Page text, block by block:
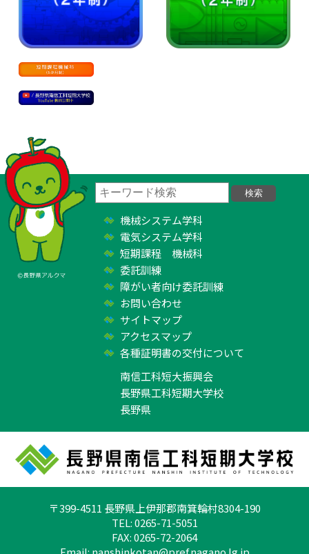
機械システム学科
電気システム学科
短期課程 機械科
委託訓練
障がい者向け委託訓練
お問い合わせ
サイトマップ
アクセスマップ
各種証明書の交付について
南信工科短大振興会
長野県工科短期大学校
長野県
〒399-4511 長野県上伊那郡南箕輪村8304-190
TEL: 0265-71-5051
FAX: 0265-72-2064